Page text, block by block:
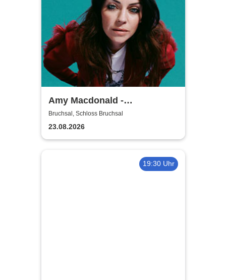
Amy Macdonald -
Sommershows 2026
Bruchsal, Schloss Bruchsal
23.08.2026
19:30 Uhr